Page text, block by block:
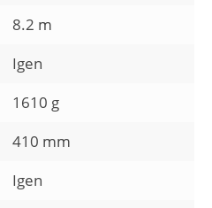
8.2 m
Igen
1610 g
410 mm
Igen